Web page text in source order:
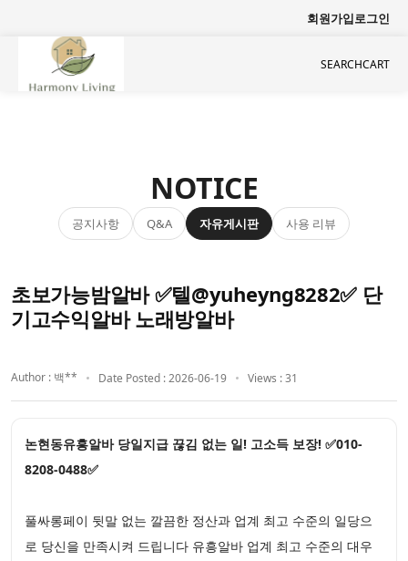
회원가입로그인
SEARCHCART
NOTICE
공지사항 Q&A 자유게시판 사용 리뷰
초보가능밤알바 ✅텔@yuheyng8282✅ 단
기고수익알바 노래방알바
Author : 백** Date Posted : 2026-06-19 Views : 31
논현동유흥알바 당일지급 끊김 없는 일! 고소득 보장! ✅010-
8208-0488✅
풀싸롱페이 뒷말 없는 깔끔한 정산과 업계 최고 수준의 일당으
로 당신을 만족시켜 드립니다 유흥알바 업계 최고 수준의 대우